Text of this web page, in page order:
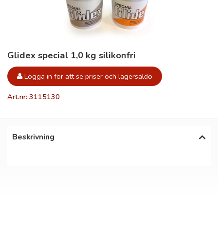
Glidex special 1,0 kg silikonfri
Logga in för att se priser och lagersaldo
Art.nr: 3115130
Beskrivning